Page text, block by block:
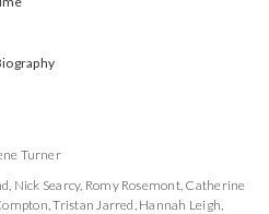
Turner
, Nick Searcy, Romy Rosemont, Catherine
,Tristan Jarred, Hannah Leigh,